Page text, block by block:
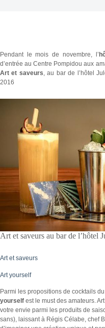
Pendant le mois de novembre, l’
d’entrée au Centre Pompidou aux
Art et saveurs, au bar de l’hôtel
2016
Art et saveurs au bar de l’hôtel
Art et saveurs
Art yourself
Parmi les propositions de cocktails
yourself est le must des amateurs.
votre envie parmi les produits de
sans), laissant à Régis Célabe, chef